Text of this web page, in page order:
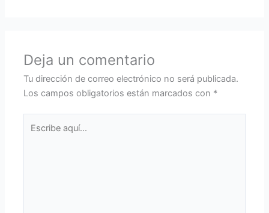
Deja un comentario
Tu dirección de correo electrónico no será publicada.
Los campos obligatorios están marcados con *
aquí...